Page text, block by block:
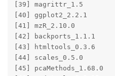
[39]
[40]
[41]
[42]
[43]
[44]
[45]